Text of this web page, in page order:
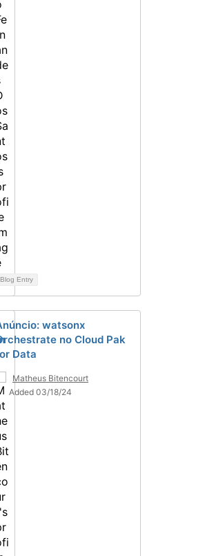
Blog Entry
watsonx
no Cloud Pak
Data
Matheus Bitencourt
Added 03/18/24